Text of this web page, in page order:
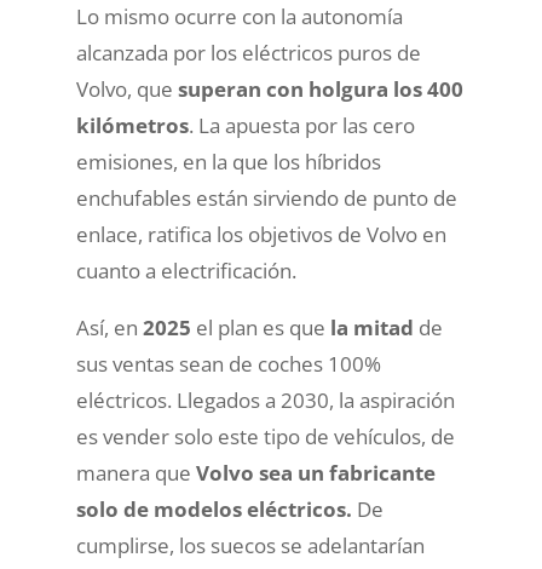
Lo mismo ocurre con la autonomía
alcanzada por los eléctricos puros de
Volvo, que superan con holgura los 400
kilómetros. La apuesta por las cero
emisiones, en la que los híbridos
enchufables están sirviendo de punto de
enlace, ratifica los objetivos de Volvo en
cuanto a electrificación.
Así, en 2025 el plan es que la mitad de
sus ventas sean de coches 100%
eléctricos. Llegados a 2030, la aspiración
es vender solo este tipo de vehículos, de
manera que Volvo sea un fabricante
solo de modelos eléctricos. De
cumplirse, los suecos se adelantarían